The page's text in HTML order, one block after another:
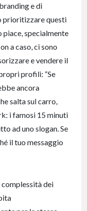
e di
prioritizzare questi
specialmente
a caso, ci sono
e vendere il
profili: “Se
ancora
salta sul carro,
i famosi 15 minuti
ad uno slogan. Se
il tuo messaggio
complessità dei